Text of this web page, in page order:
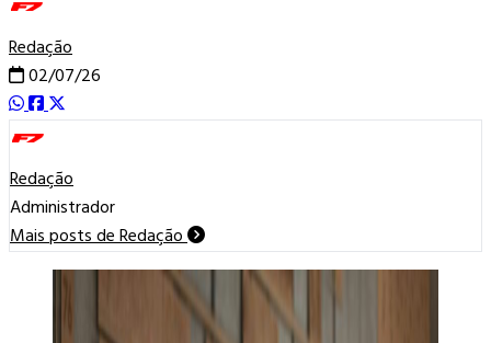
Redação
02/07/26
Redação
Administrador
Mais posts de Redação